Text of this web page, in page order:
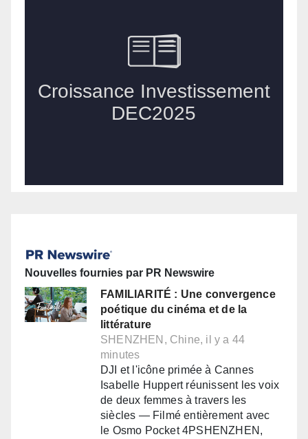
Nouvelles fournies par PR Newswire
FAMILIARITÉ : Une convergence
poétique du cinéma et de la
littérature
SHENZHEN, Chine, il y a 44
minutes
DJI et l'icône primée à Cannes
Isabelle Huppert réunissent les voix
de deux femmes à travers les
siècles — Filmé entièrement avec
le Osmo Pocket 4PSHENZHEN,